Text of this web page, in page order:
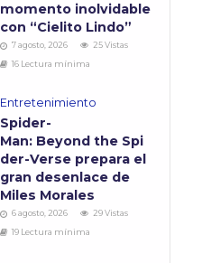
momento inolvidable
con “Cielito Lindo”
7 agosto, 2026
25 Vistas
16 Lectura mínima
Entretenimiento
Spider-
Man: Beyond the Spi
der-Verse prepara el
gran desenlace de
Miles Morales
6 agosto, 2026
29 Vistas
19 Lectura mínima